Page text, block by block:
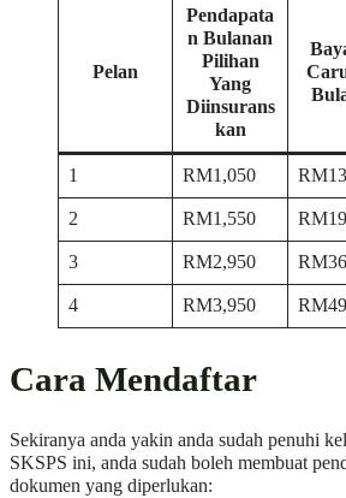
Pelan
Pendapata
n Bulanan
Pilihan
Yang
Diinsurans
kan
1 RM1,050
2
RM1,550
3
RM2,950
4
RM3,950
Cara Mendaftar
Sekiranya anda yakin anda sudah penuhi
SKSPS ini, anda sudah boleh membuat
dokumen yang diperlukan: